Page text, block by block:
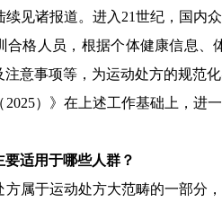
见诸报道。进入21世纪，国内
合格人员，根据个体健康信息
意事项等，为运动处方的规范
2025）》在上述工作基础上，进
适用于哪些人群？
方属于运动处方大范畴的一部分